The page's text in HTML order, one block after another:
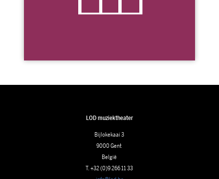
LOD muziektheater
Bijlokekaai 3
9000 Gent
België
T. +32 (0)9 266 11 33